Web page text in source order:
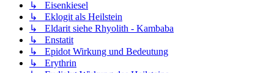
↳ Eisenkiesel
↳ Eklogit als Heilstein
↳ Eldarit siehe Rhyolith - Kambaba
↳ Enstatit
↳ Epidot Wirkung und Bedeutung
↳ Erythrin